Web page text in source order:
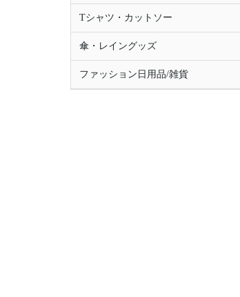
Tシャツ・カットソー
傘・レイングッズ
ファッション日用品/雑貨